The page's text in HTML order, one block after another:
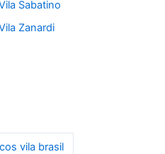
Sabatino
Zanardi
vila brasil